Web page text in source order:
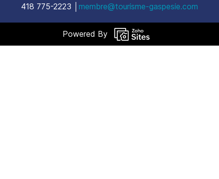
​418 775-2223 │ membre@tourisme-gaspesie.com
Powered By